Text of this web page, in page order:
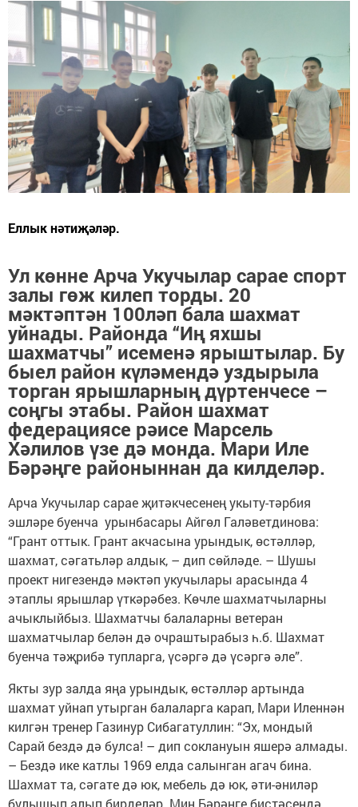
Еллык нәтиҗәләр.
Ул көнне Арча Укучылар сарае спорт
залы гөж килеп торды. 20
мәктәптән 100ләп бала шахмат
уйнады. Районда “Иң яхшы
шахматчы” исеменә ярыштылар. Бу
быел район күләмендә уздырыла
торган ярышларның дүртенчесе –
соңгы этабы. Район шахмат
федерациясе рәисе Марсель
Хәлилов үзе дә монда. Мари Иле
Бәрәңге районыннан да килделәр.
Арча Укучылар сарае җитәкчесенең укыту-тәрбия
эшләре буенча урынбасары Айгөл Галәветдинова:
“Грант оттык. Грант акчасына урындык, өстәлләр,
шахмат, сәгатьләр алдык, – дип сөйләде. – Шушы
проект нигезендә мәктәп укучылары арасында 4
этаплы ярышлар үткәрәбез. Көчле шахматчыларны
ачыклыйбыз. Шахматчы балаларны ветеран
шахматчылар белән дә очраштырабыз һ.б. Шахмат
буенча тәҗрибә тупларга, үсәргә дә үсәргә әле”.
Якты зур залда яңа урындык, өстәлләр артында
шахмат уйнап утырган балаларга карап, Мари Иленнән
килгән тренер Газинур Сибагатуллин: “Эх, мондый
Сарай бездә дә булса! – дип соклануын яшерә алмады.
– Бездә ике катлы 1969 елда салынган агач бина.
Шахмат та, сәгате дә юк, мебель дә юк, әти-әниләр
булышып алып бирделәр. Мин Бәрәңге бистәсендә